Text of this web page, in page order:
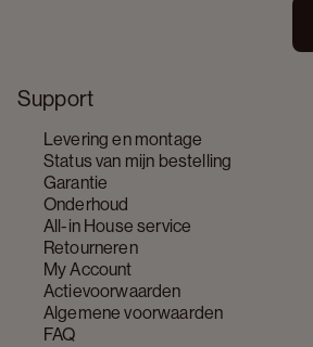
Support
Levering en montage
Status van mijn bestelling
Garantie
Onderhoud
All-in House service
Retourneren
My Account
Actievoorwaarden
Algemene voorwaarden
FAQ